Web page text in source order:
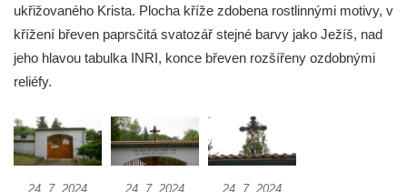
Malší ve Velešíně
Centrální kříž hřbitova ve Velešíně
Kříž u kostela svatého Václava ve Velešíně
Kříž na zahradě domu čp. 127 v Římově
Kříž u fary v Římově
ukřižovaného Krista. Plocha kříže zdobena rostlinnými motivy, v
křížení břeven paprsčitá svatozář stejné barvy jako Ježíš, nad
jeho hlavou tabulka INRI, konce břeven rozšířeny ozdobnými
reliéfy.
24. 7. 2024 24. 7. 2024 24. 7. 2024